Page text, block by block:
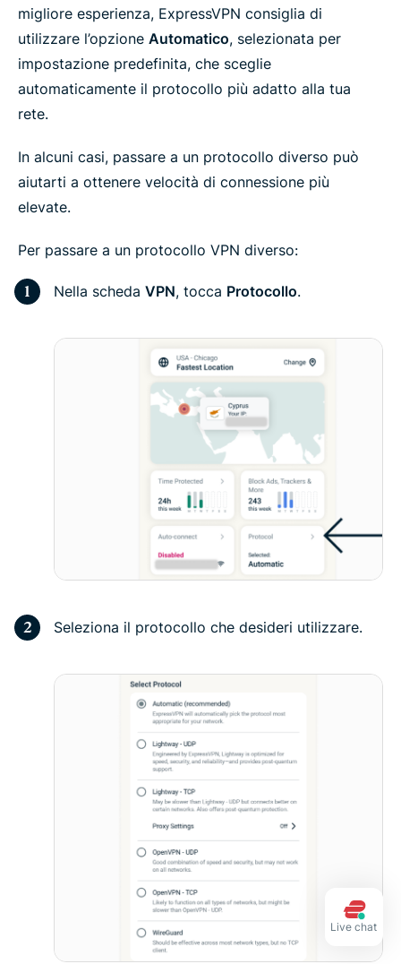
migliore esperienza, ExpressVPN consiglia di
utilizzare l’opzione Automatico, selezionata per
impostazione predefinita, che sceglie
automaticamente il protocollo più adatto alla tua
rete.
In alcuni casi, passare a un protocollo diverso può
aiutarti a ottenere velocità di connessione più
elevate.
Per passare a un protocollo VPN diverso:
Nella scheda VPN, tocca Protocollo.
Seleziona il protocollo che desideri utilizzare.
Live chat